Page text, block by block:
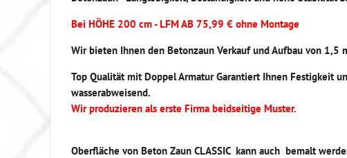
Bei HÖHE 200 cm - LFM AB 75,99 € ohne Montage
Wir bieten Ihnen den Betonzaun Verkauf und Aufbau von 1,5
Top Qualität mit Doppel Armatur Garantiert Ihnen Festigkeit
wasserabweisend.
Wir produzieren als erste Firma beidseitige Muster.
Oberfläche von Beton Zaun CLASSIC kann auch bemalt